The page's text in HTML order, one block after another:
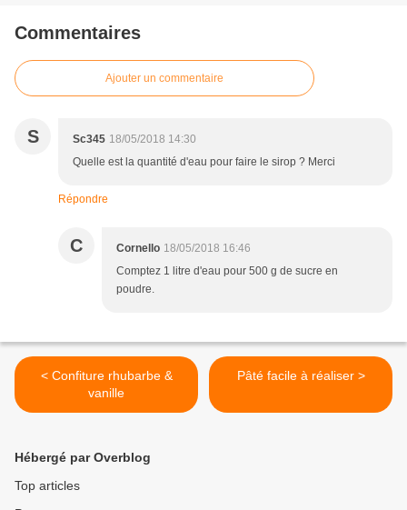
Commentaires
Ajouter un commentaire
S Sc345 18/05/2018 14:30
Quelle est la quantité d'eau pour faire le sirop ? Merci
Répondre
C Cornello 18/05/2018 16:46
Comptez 1 litre d'eau pour 500 g de sucre en
poudre.
< Confiture rhubarbe &
vanille
Pâté facile à réaliser >
Hébergé par Overblog
Top articles